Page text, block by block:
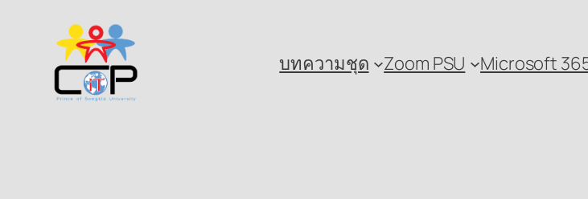
content
บทความชุด Zoom PSU Microsoft